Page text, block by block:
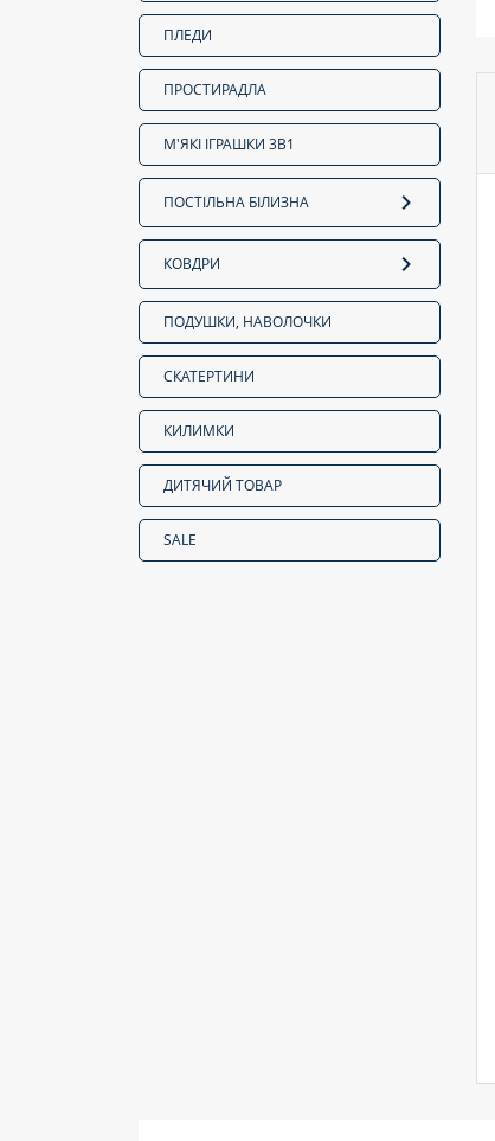
ПЛЕДИ
ПРОСТИРАДЛА
М'ЯКІ ІГРАШКИ 3В1
ПОСТІЛЬНА БІЛИЗНА
КОВДРИ
ПОДУШКИ, НАВОЛОЧКИ
СКАТЕРТИНИ
КИЛИМКИ
ДИТЯЧИЙ ТОВАР
SALE